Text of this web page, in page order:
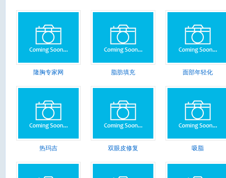
隆胸专家网 脂肪填充 面部年轻化
热玛吉 双眼皮修复 吸脂